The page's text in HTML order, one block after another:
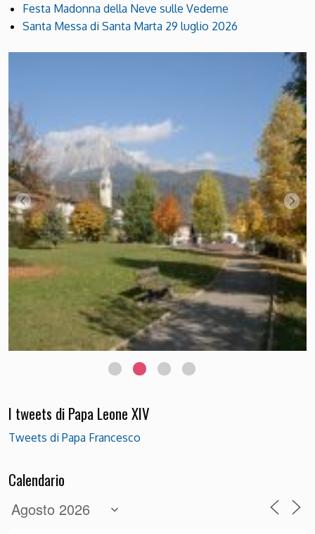
Festa Madonna della Neve sulle Vederne
Santa Messa di Santa Marta 29 luglio 2026
I tweets di Papa Leone XIV
Tweets di Papa Francesco
Calendario